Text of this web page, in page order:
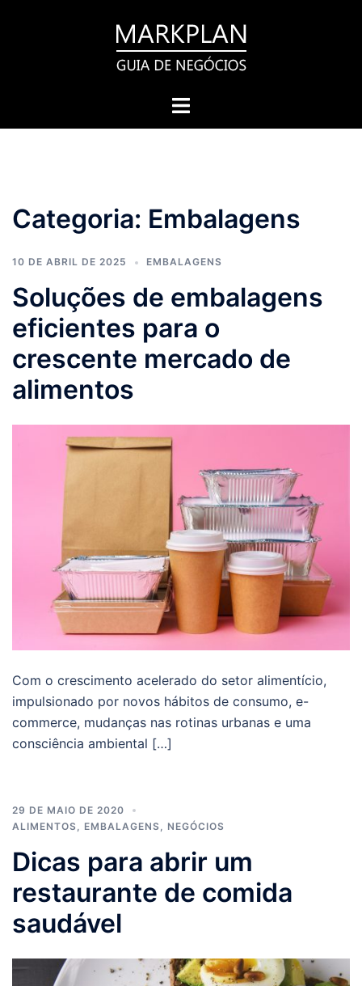
Toggle
Categoria: Embalagens
10 DE ABRIL DE 2025 EMBALAGENS
Soluções de embalagens
eficientes para o
crescente mercado de
alimentos
Com o crescimento acelerado do setor alimentício,
impulsionado por novos hábitos de consumo, e-
commerce, mudanças nas rotinas urbanas e uma
consciência ambiental […]
29 DE MAIO DE 2020
ALIMENTOS
EMBALAGENS NEGÓCIOS
Dicas para abrir um
restaurante de comida
saudável